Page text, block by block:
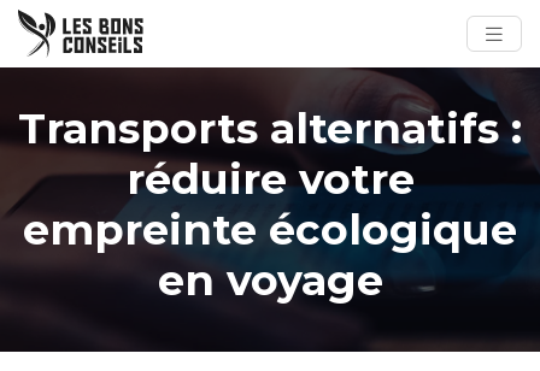
Transports alternatifs :
réduire votre
empreinte écologique
en voyage